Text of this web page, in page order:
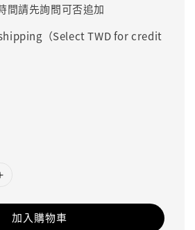
間請先詢問可否追加
（Select TWD for credit
加入購物車